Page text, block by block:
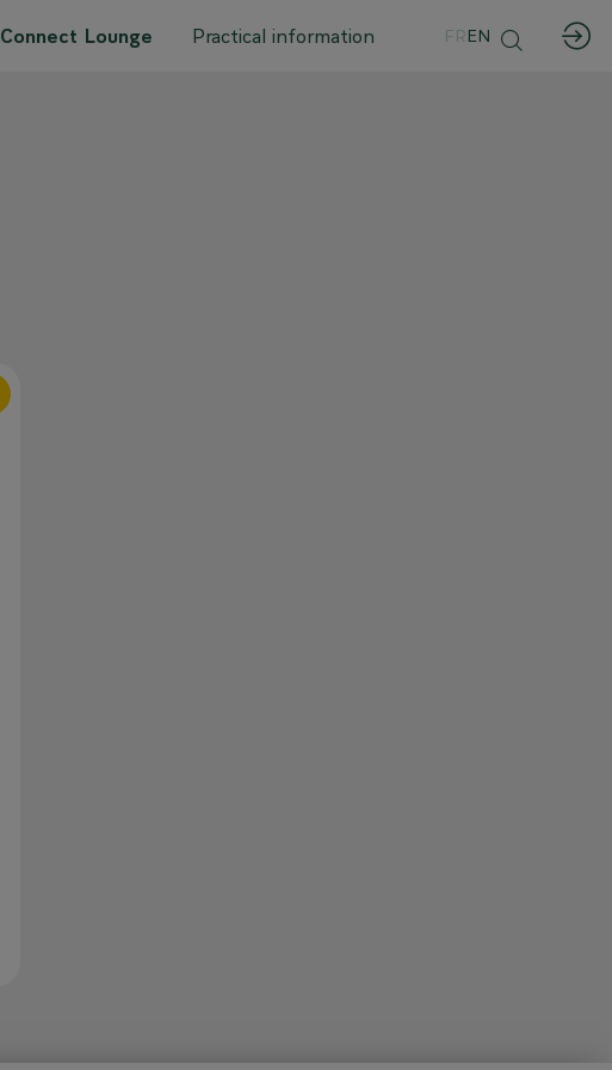
Connect Lounge Practical information FREN